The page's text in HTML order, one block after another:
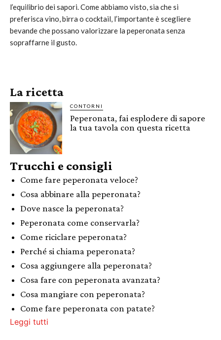
l’equilibrio dei sapori. Come abbiamo visto, sia che si
preferisca vino, birra o cocktail, l’importante è scegliere
bevande che possano valorizzare la peperonata senza
sopraffarne il gusto.
La ricetta
CONTORNI
Peperonata, fai esplodere di sapore
la tua tavola con questa ricetta
Trucchi e consigli
Come fare peperonata veloce?
Cosa abbinare alla peperonata?
Dove nasce la peperonata?
Peperonata come conservarla?
Come riciclare peperonata?
Perché si chiama peperonata?
Cosa aggiungere alla peperonata?
Cosa fare con peperonata avanzata?
Cosa mangiare con peperonata?
Come fare peperonata con patate?
Leggi tutti